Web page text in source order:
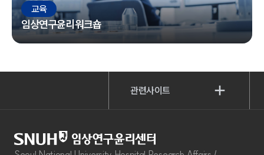
교육
임상연구윤리워크숍
관련사이트